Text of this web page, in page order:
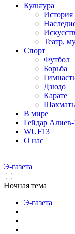
Культура
История
Театр,
Спорт
Футбол
Борьба
Дзюдо
Карате
В мире
Гейдар
WUF13
О нас
Э-газета
Ночная тема
Э-газета